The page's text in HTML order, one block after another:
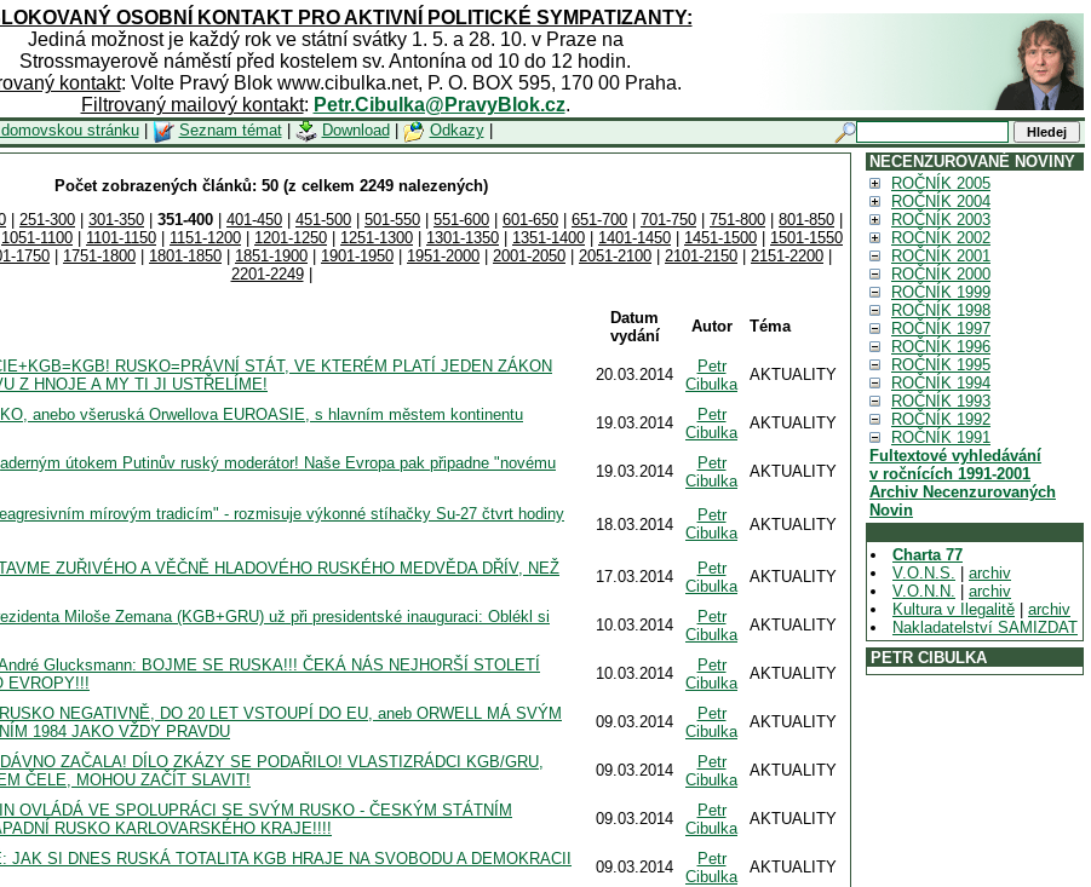
OSOBNÍ KONTAKT PRO AKTIVNÍ POLITICKÉ SYMPATIZANTY:
Jediná možnost je každý rok ve státní svátky 1. 5. a 28. 10. v Praze na
Strossmayerově náměstí před kostelem sv. Antonína od 10 do 12 hodin.
kontakt: Volte Pravý Blok www.cibulka.net, P. O. BOX 595, 170 00 Praha.
Filtrovaný mailový kontakt: Petr.Cibulka@PravyBlok.cz.
stránku| Seznam témat| Download Odkazy|
Počet zobrazených článků: 50 (z celkem 2249 nalezených)
251-300 301-350 351-400 401-450 451-500 501-550 551-600 601-650 651-700 701-750 751-800 801-850
1051-1100 1101-1150 1151-1200 1201-1250 1251-1300 1301-1350 1351-1400 1401-1450 1451-1500
1501-1550
1750 1751-1800 1801-1850 1851-1900 1901-1950 1951-2000 2001-2050 2051-2100 2101-2150 2151-2200
2201-2249|
Datum
vydání
Autor Téma
RUSKO=PRÁVNÍ STÁT, VE KTERÉM PLATÍ JEDEN ZÁKON
Z HNOJE A MY TI JI USTŘELÍME!
20.03.2014
Petr
Cibulka
AKTUALITY
anebo všeruská Orwellova EUROASIE, s hlavním městem kontinentu
19.03.2014
Petr
Cibulka
AKTUALITY
útokem Putinův ruský moderátor! Naše Evropa pak připadne "novému
19.03.2014
Petr
Cibulka
AKTUALITY
mírovým tradicím" - rozmisuje výkonné stíhačky Su-27 čtvrt hodiny
18.03.2014
Petr
Cibulka
AKTUALITY
ZUŘIVÉHO A VĚČNĚ HLADOVÉHO RUSKÉHO MEDVĚDA DŘÍV, NEŽ
17.03.2014
Petr
Cibulka
AKTUALITY
Miloše Zemana (KGB+GRU) už při presidentské inauguraci: Oblékl si
10.03.2014
Petr
Cibulka
AKTUALITY
Glucksmann: BOJME SE RUSKA!!! ČEKÁ NÁS NEJHORŠÍ STOLETÍ
EVROPY!!!
10.03.2014
Petr
Cibulka
AKTUALITY
NEGATIVNĚ, DO 20 LET VSTOUPÍ DO EU, aneb ORWELL MÁ SVÝM
1984 JAKO VŽDY PRAVDU
09.03.2014
Petr
Cibulka
AKTUALITY
ZAČALA! DÍLO ZKÁZY SE PODAŘILO! VLASTIZRÁDCI KGB/GRU,
ČELE, MOHOU ZAČÍT SLAVIT!
09.03.2014
Petr
Cibulka
AKTUALITY
OVLÁDÁ VE SPOLUPRÁCI SE SVÝM RUSKO - ČESKÝM STÁTNÍM
RUSKO KARLOVARSKÉHO KRAJE!!!!
09.03.2014
Petr
Cibulka
AKTUALITY
JAK SI DNES RUSKÁ TOTALITA KGB HRAJE NA SVOBODU A DEMOKRACII
09.03.2014
Petr
Cibulka
AKTUALITY
NECENZUROVANÉ NOVINY
ROČNÍK 2005
ROČNÍK 2004
ROČNÍK 2003
ROČNÍK 2002
ROČNÍK 2001
ROČNÍK 2000
ROČNÍK 1999
ROČNÍK 1998
ROČNÍK 1997
ROČNÍK 1996
ROČNÍK 1995
ROČNÍK 1994
ROČNÍK 1993
ROČNÍK 1992
ROČNÍK 1991
Fultextové vyhledávání
v ročnících 1991-2001
Archiv Necenzurovaných
Novin
Charta 77
V.O.N.S.
archiv
V.O.N.N.
archiv
Kultura v Ilegalitě
archiv
Nakladatelství SAMIZDAT
PETR CIBULKA